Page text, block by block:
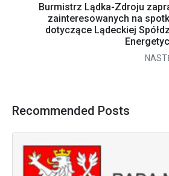
Burmistrz Lądka-Zdroju
zainteresowanych na
dotyczące Lądeckiej
Recommended Posts